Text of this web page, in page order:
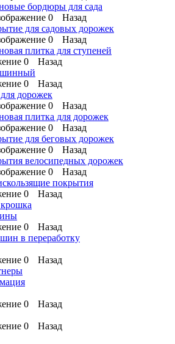
бордюры для сада
Назад
для садовых дорожек
Назад
плитка для ступеней
Назад
шинный
Назад
дорожек
Назад
плитка для дорожек
Назад
для беговых дорожек
Назад
велосипедных дорожек
Назад
покрытия
Назад
Назад
в переработку
Назад
Назад
Назад